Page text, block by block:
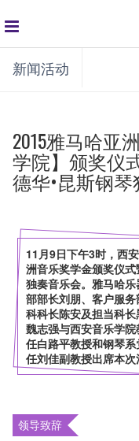
global
navigation
新闻活动
2015雅马哈亚
学院】颁奖仪
德华•昆斯钢
11月9日下午3时，西
洲音乐奖学金颁奖仪
独奏音乐会。雅马哈
部部长刘朋、客户服
科科长陈安及担当科
魏志强与西安音乐学
任白路平教授和钢琴
任刘佳副教授出席本次
领导致辞